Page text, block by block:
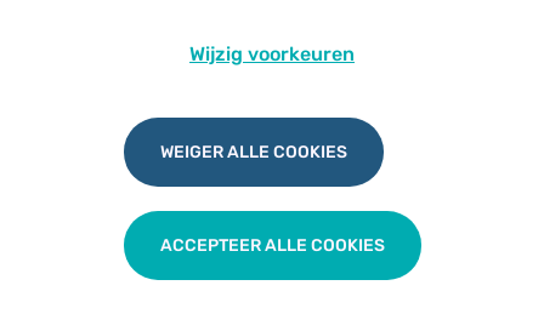
Wijzig voorkeuren
WEIGER ALLE COOKIES
ACCEPTEER ALLE COOKIES